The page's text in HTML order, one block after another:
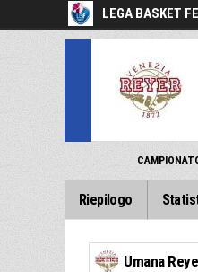
LEGA BASKET
Riepilogo
Umana